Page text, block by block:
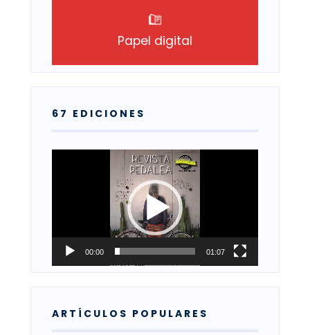
Papel digital
67 EDICIONES
00:00 01:07
ARTÍCULOS POPULARES